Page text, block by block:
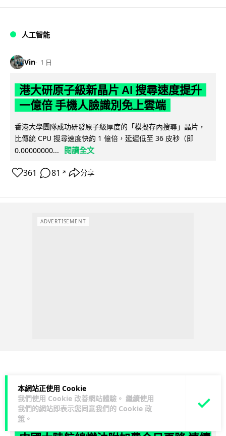
本網站正使用 Cookie
我們使用 Cookie 改善網站體驗。 繼續使用
我們的網站即表示您同意我們的 Cookie 政
策 。
人工智能
Vin 1 日
港大研原子級新晶片 AI 搜尋速度提升
一億倍 手機人臉識別免上雲端
香港大學團隊成功研發原子級厚度的「模擬存內搜尋」晶片，
比傳統 CPU 搜尋速度快約 1 億倍，延遲低至 36 皮秒（即
0.00000000...
閱讀全文
361 81 ↗ 分享
ADVERTISEMENT
科技娛樂 生活科技
Lawton 1 日